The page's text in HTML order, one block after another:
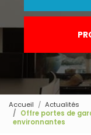
Accueil
Actualités
Offre portes de
environnantes